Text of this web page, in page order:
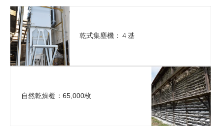
乾式集塵機：４基
自然乾燥棚：65,000枚